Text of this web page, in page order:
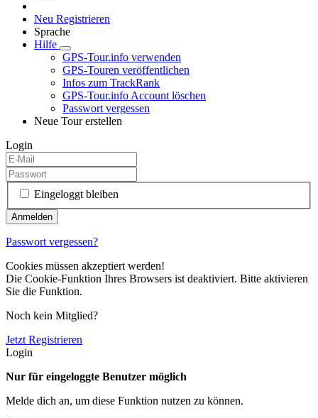
Neu Registrieren
Sprache
Hilfe
GPS-Tour.info verwenden
GPS-Touren veröffentlichen
Infos zum TrackRank
GPS-Tour.info Account löschen
Passwort vergessen
Neue Tour erstellen
Login
Eingeloggt bleiben
Passwort vergessen?
Cookies müssen akzeptiert werden!
Die Cookie-Funktion Ihres Browsers ist deaktiviert. Bitte aktivieren
Sie die Funktion.
Noch kein Mitglied?
Jetzt Registrieren
Login
Nur für eingeloggte Benutzer möglich
Melde dich an, um diese Funktion nutzen zu können.